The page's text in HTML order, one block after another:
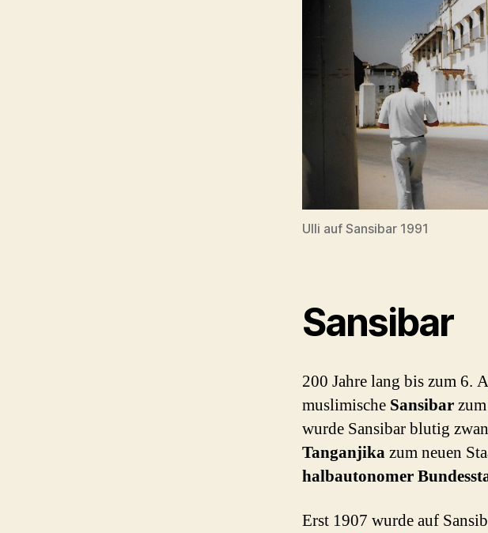
Ulli auf Sansibar 1991
Sansibar
200 Jahre lang bis zum 6.
muslimische Sansibar
wurde Sansibar blutig
Tanganjikazum neuen
halbautonomer
Erst 1907 wurde auf